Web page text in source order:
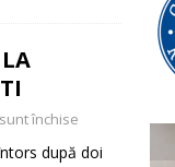
închise
după doi